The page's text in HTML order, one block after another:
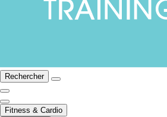
Rechercher
Fitness & Cardio